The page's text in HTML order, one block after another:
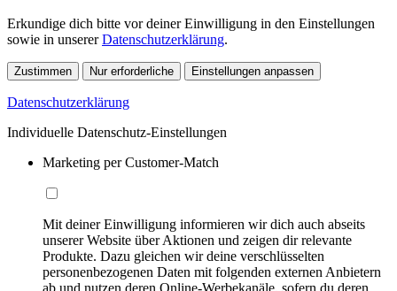
Erkundige dich bitte vor deiner Einwilligung in den Einstellungen
sowie in unsererDatenschutzerklärung.
Zustimmen Nur erforderliche Einstellungen anpassen
Datenschutzerklärung
Individuelle Datenschutz-Einstellungen
Marketing per Customer-Match
Mit deiner Einwilligung informieren wir dich auch abseits
unserer Website über Aktionen und zeigen dir relevante
Produkte. Dazu gleichen wir deine verschlüsselten
personenbezogenen Daten mit folgenden externen Anbietern
ab und nutzen deren Online-Werbekanäle, sofern du deren